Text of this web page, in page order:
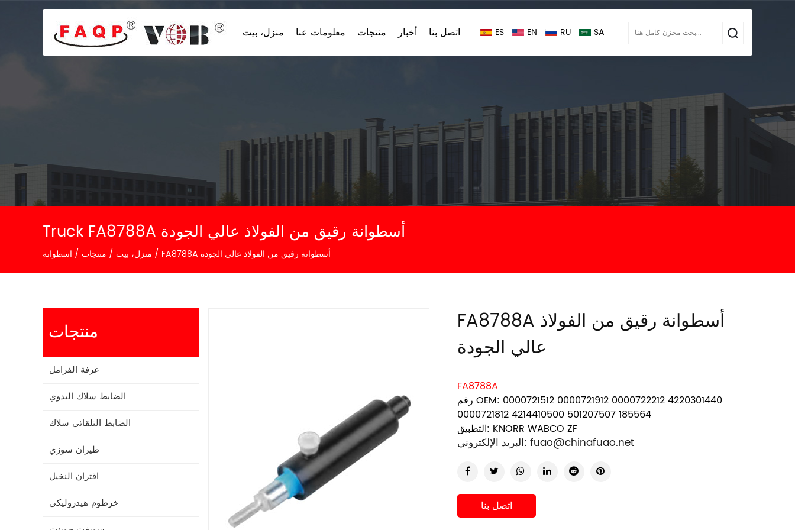
منزل، بيت معلومات عنا منتجات أخبار اتصل بنا ES EN RU SA
Truck FA8788A أسطوانة رقيق من الفولاذ عالي الجودة
منزل، بيت / منتجات / اسطوانة / FA8788A أسطوانة رقيق من الفولاذ عالي الجودة
منتجات
غرفة الفرامل
الضابط سلاك اليدوي
الضابط التلقائي سلاك
طيران سوزي
اقتران النخيل
خرطوم هيدروليكي
FA8788A أسطوانة رقيق من الفولاذ
عالي الجودة
FA8788A
رقم OEM: 0000721512 0000721912 0000722212 4220301440
0000721812 4214410500 501207507 185564
التطبيق: KNORR WABCO ZF
البريد الإلكتروني: fuao@chinafuao.net
اتصل بنا